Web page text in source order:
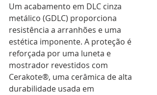
Um acabamento em DLC cinza
metálico (GDLC) proporciona
resistência a arranhões e uma
estética imponente. A proteção é
reforçada por uma luneta e
mostrador revestidos com
Cerakote®, uma cerâmica de alta
durabilidade usada em